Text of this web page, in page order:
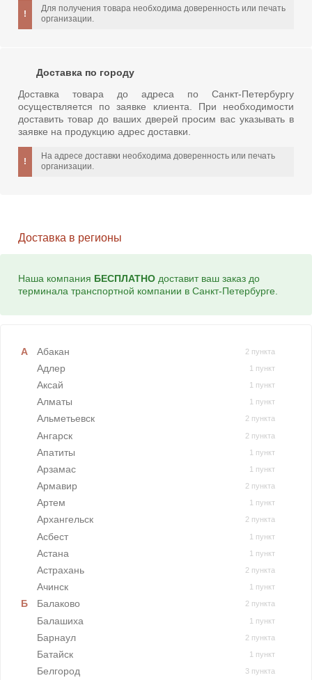
Для получения товара необходима доверенность или печать
организации.
Доставка по городу
Доставка товара до адреса по Санкт-Петербургу
осуществляется по заявке клиента. При необходимости
доставить товар до ваших дверей просим вас указывать в
заявке на продукцию адрес доставки.
На адресе доставки необходима доверенность или печать
организации.
Доставка в регионы
Наша компания БЕСПЛАТНО доставит ваш заказ до
терминала транспортной компании в Санкт-Петербурге.
Абакан 2 пункта
Адлер 1 пункт
Аксай 1 пункт
Алматы 1 пункт
Альметьевск 2 пункта
Ангарск 2 пункта
Апатиты 1 пункт
Арзамас 1 пункт
Армавир 2 пункта
Артем 1 пункт
Архангельск 2 пункта
Асбест 1 пункт
Астана 1 пункт
Астрахань 2 пункта
Ачинск 1 пункт
Балаково 2 пункта
Балашиха 1 пункт
Барнаул 2 пункта
Батайск 1 пункт
Белгород 3 пункта